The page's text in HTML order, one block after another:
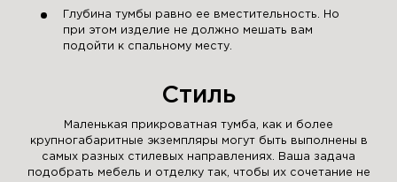
Глубина тумбы равно ее вместительность. Но
при этом изделие не должно мешать вам
подойти к спальному месту.
Стиль
Маленькая прикроватная тумба, как и более
крупногабаритные экземпляры могут быть выполнены в
самых разных стилевых направлениях. Ваша задача
подобрать мебель и отделку так, чтобы их сочетание не